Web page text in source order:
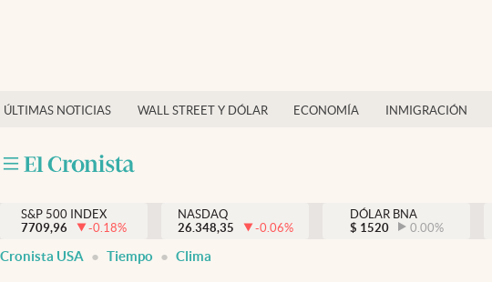
ÚLTIMAS NOTICIAS WALL STREET Y DÓLAR ECONOMÍA INMIGRACIÓN
Finanzas y economía
Inmigración
Trending
S&P 500 INDEX
7709,96
-0.18%
NASDAQ
26.348,35
-0.06%
DÓLAR BNA
$ 1520 0.00%
Cronista USA Tiempo Clima